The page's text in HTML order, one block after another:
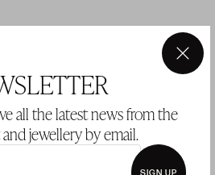
all the latest news from the
jewellery by email.
SIGN UP
×